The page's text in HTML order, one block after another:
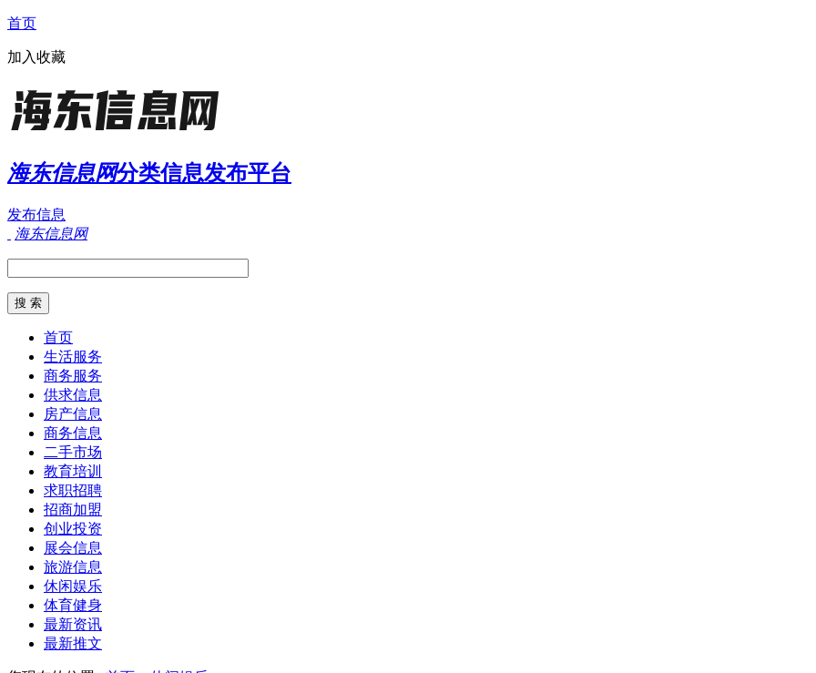
首页
加入收藏
海东信息网分类信息发布平台
发布信息
海东信息网
首页
生活服务
商务服务
供求信息
房产信息
商务信息
二手市场
教育培训
求职招聘
招商加盟
创业投资
展会信息
旅游信息
休闲娱乐
体育健身
最新资讯
最新推文